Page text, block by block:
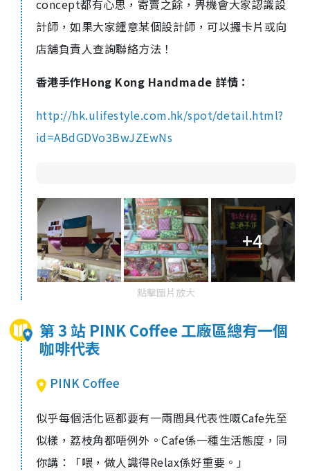
concept都有心思，寄賣之餘，畀機會大家認識設
計師，如果大家鍾意某個設計師，可以攞卡片或向
店舖負責人查詢聯絡方法！
香港手作Hong Kong Handmade 詳情：
http://hk.ulifestyle.com.hk/spot/detail.html?
id=ABdGDVo3BwJZEwNs
+4
點擊圖片放大
第 3 站 PINK Coffee 工廠區總有一個
咖啡代表
PINK Coffee
似乎每個活化區都要有一兩間具代表性嘅Cafe先至
似樣，荔枝角都唔例外。Cafe係一種生活態度，同
你講：「喂，做人識得Relax係好重要。」